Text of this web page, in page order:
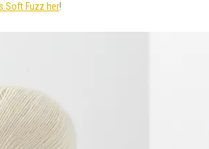
Soft Fuzz her!